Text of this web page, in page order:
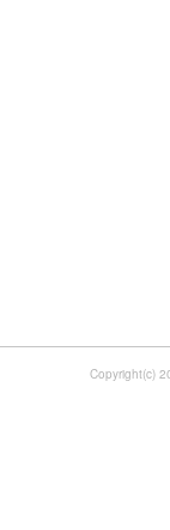
Copyright(c)